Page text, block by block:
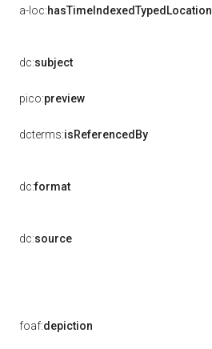
a-loc:hasTimeIndexedTypedLocation
dc:subject
pico:preview
dcterms:isReferencedBy
dc:format
dc:source
foaf:depiction